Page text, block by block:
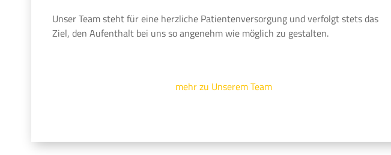
Unser Team steht für eine herzliche Patientenversorgung und verfolgt stets das
Ziel, den Aufenthalt bei uns so angenehm wie möglich zu gestalten.
mehr zu Unserem Team